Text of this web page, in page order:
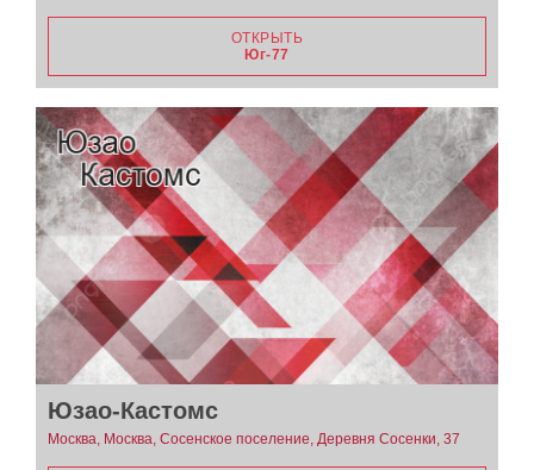
ОТКРЫТЬ
Юг-77
Юзао-Кастомс
Москва, Москва, Сосенское поселение, Деревня Сосенки, 37